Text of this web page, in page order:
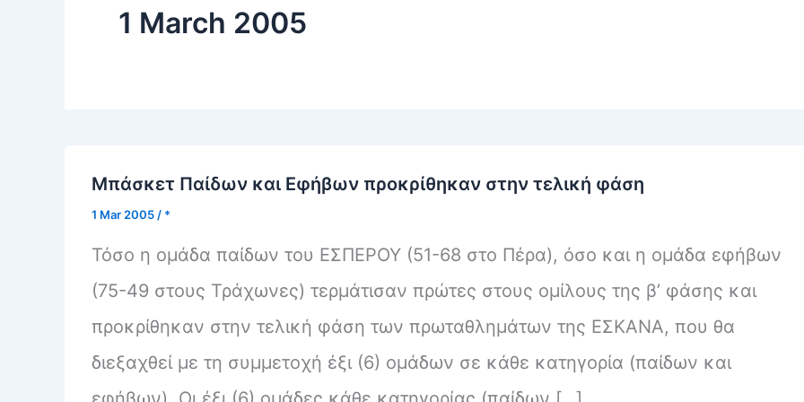
1 March 2005
Μπάσκετ Παίδων και Εφήβων προκρίθηκαν στην τελική φάση
1 Mar 2005 / *
Τόσο η ομάδα παίδων του ΕΣΠΕΡΟΥ (51-68 στο Πέρα), όσο και η ομάδα εφήβων
(75-49 στους Τράχωνες) τερμάτισαν πρώτες στους ομίλους της β’ φάσης και
προκρίθηκαν στην τελική φάση των πρωταθλημάτων της ΕΣΚΑΝΑ, που θα
διεξαχθεί με τη συμμετοχή έξι (6) ομάδων σε κάθε κατηγορία (παίδων και